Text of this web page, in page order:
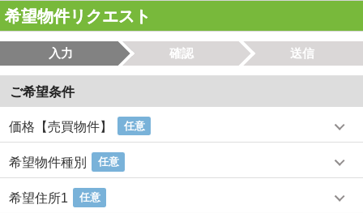
希望物件リクエスト
入力 確認 送信
ご希望条件
価格【売買物件】 任意
希望物件種別 任意
希望住所1 任意